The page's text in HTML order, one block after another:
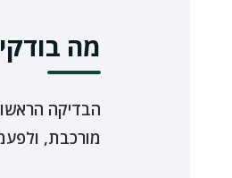
מה
הבדיקה
מורכבת,